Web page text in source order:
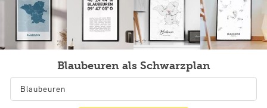
Blaubeuren als Schwarzplan